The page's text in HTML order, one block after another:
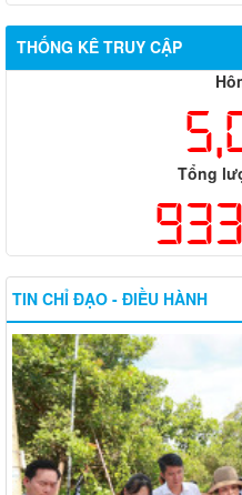
THỐNG KÊ TRUY CẬP
Tổng
TIN CHỈ ĐẠO - ĐIỀU HÀNH